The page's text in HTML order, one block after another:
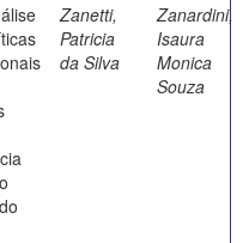
Zanetti,
Patricia
da Silva
Zanardini,
Isaura
Monica
Souza